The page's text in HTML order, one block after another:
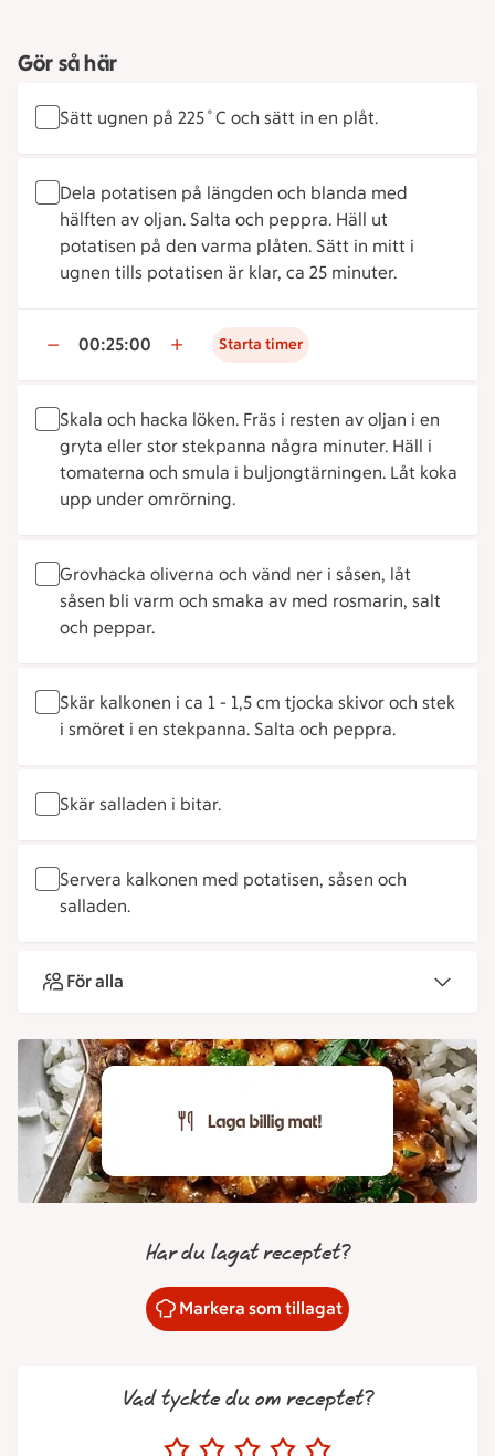
Gör så här
Sätt ugnen på 225˚C och sätt in en plåt.
Dela potatisen på längden och blanda med
hälften av oljan. Salta och peppra. Häll ut
potatisen på den varma plåten. Sätt in mitt i
ugnen tills potatisen är klar, ca 25 minuter.
00:25:00 Starta timer
Skala och hacka löken. Fräs i resten av oljan i en
gryta eller stor stekpanna några minuter. Häll i
tomaterna och smula i buljongtärningen. Låt koka
upp under omrörning.
Grovhacka oliverna och vänd ner i såsen, låt
såsen bli varm och smaka av med rosmarin, salt
och peppar.
Skär kalkonen i ca 1 - 1,5 cm tjocka skivor och stek
i smöret i en stekpanna. Salta och peppra.
Skär salladen i bitar.
Servera kalkonen med potatisen, såsen och
salladen.
För alla
Har du lagat receptet?
Markera som tillagat
Vad tyckte du om receptet?